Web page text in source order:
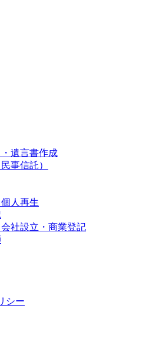
遺言書作成
事信託）
人再生
社設立・商業登記
シー